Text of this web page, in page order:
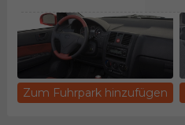
Zum Fuhrpark hinzufügen